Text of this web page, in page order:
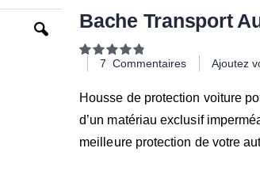
PasserBache Transport
Notation:
100
7 Commentaires Ajoutez
Housse de protection voiture
d’un matériau exclusif
meilleure protection de votre